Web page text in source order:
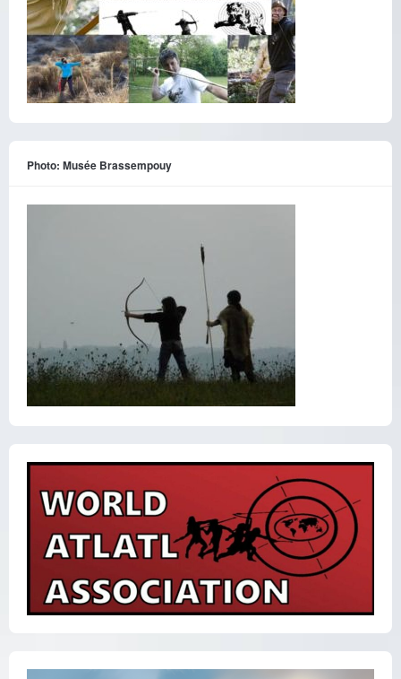
Photo: Musée Brassempouy